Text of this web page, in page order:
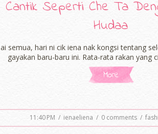
Cantik Seperti Che Ta
Hudaa
semua, hari ni cik iena nak kongsi tentang
gayakan baru-baru ini. Rata-rata rakan yang
More
11:40 PM / ienaeliena / 0 comments /